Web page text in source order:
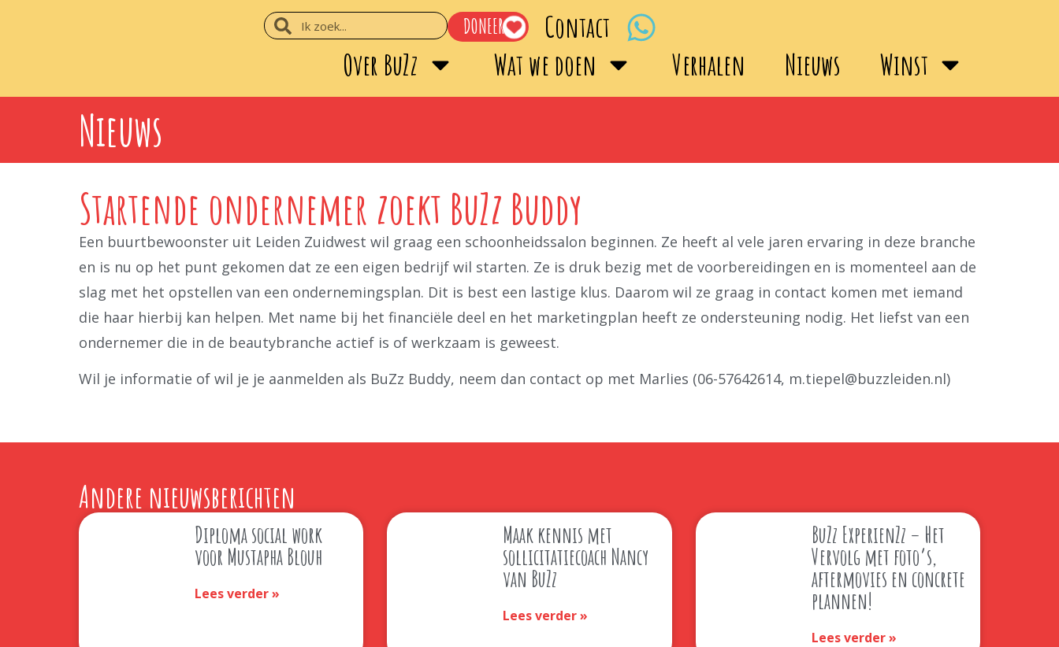
DONEER
Contact
Over BuZz
Wat we doen Verhalen Nieuws Winst
Nieuws
Startende ondernemer zoekt BuZz Buddy
Een buurtbewoonster uit Leiden Zuidwest wil graag een schoonheidssalon beginnen. Ze heeft al vele jaren ervaring in deze branche
en is nu op het punt gekomen dat ze een eigen bedrijf wil starten. Ze is druk bezig met de voorbereidingen en is momenteel aan de
slag met het opstellen van een ondernemingsplan. Dit is best een lastige klus. Daarom wil ze graag in contact komen met iemand
die haar hierbij kan helpen. Met name bij het financiële deel en het marketingplan heeft ze ondersteuning nodig. Het liefst van een
ondernemer die in de beautybranche actief is of werkzaam is geweest.
Wil je informatie of wil je je aanmelden als BuZz Buddy, neem dan contact op met Marlies (06-57642614, m.tiepel@buzzleiden.nl)
Andere nieuwsberichten
Diploma social work
voor Mustapha Blouh
Lees verder »
Maak kennis met
sollicitatiecoach Nancy
van BuZz
Lees verder »
BuZz ExperienZz – Het
Vervolg met foto’s,
aftermovies en concrete
plannen!
Lees verder »